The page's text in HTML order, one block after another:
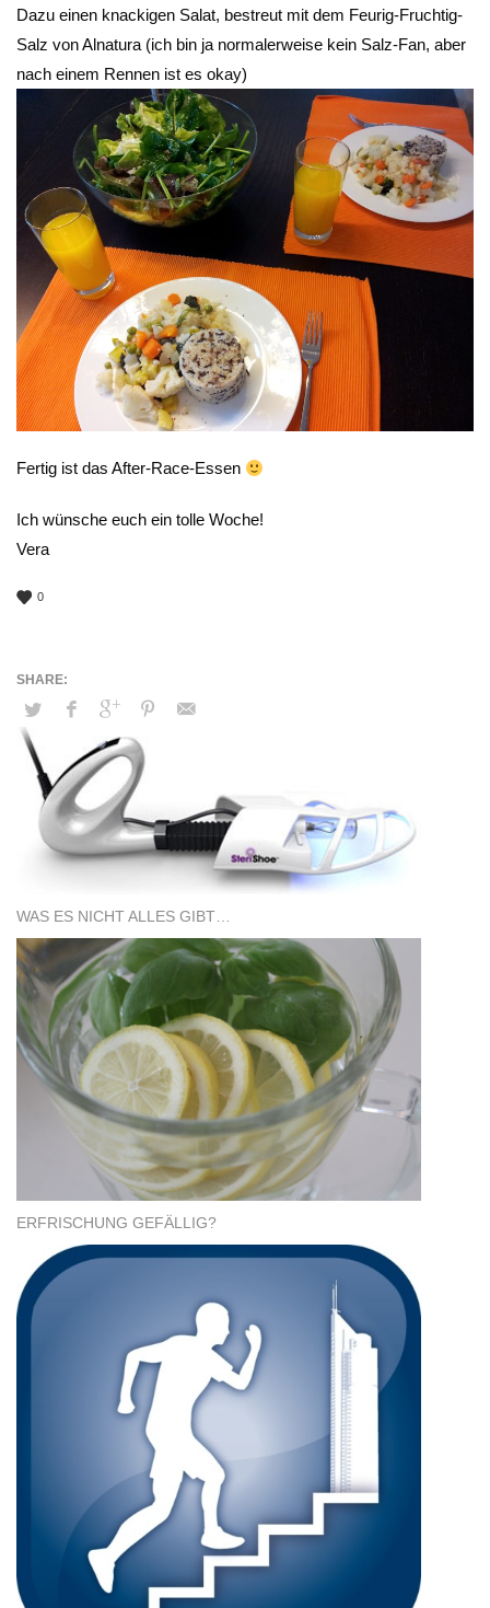
Dazu einen knackigen Salat, bestreut mit dem Feurig-Fruchtig-
Salz von Alnatura (ich bin ja normalerweise kein Salz-Fan, aber
nach einem Rennen ist es okay)
Fertig ist das After-Race-Essen
Ich wünsche euch ein tolle Woche!
Vera
0
WAS ES NICHT ALLES GIBT…
ERFRISCHUNG GEFÄLLIG?